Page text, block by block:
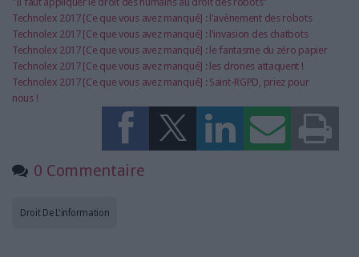
Technolex 2017 [Ce que vous avez manqué] : l'avènement des robots
Technolex 2017 [Ce que vous avez manqué] : l'invasion des chatbots
Technolex 2017 [Ce que vous avez manqué] : le fantasme du zéro papier
Technolex 2017 [Ce que vous avez manqué] : les drones attaquent !
Technolex 2017 [Ce que vous avez manqué] : Saint-RGPD, priez pour
nous !
0 Commentaire
Droit De L'information